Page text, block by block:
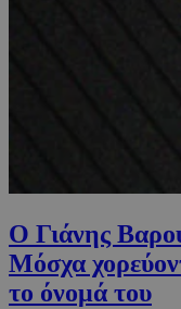
Ο Γιάνης
Μόσχα
το όνομά του